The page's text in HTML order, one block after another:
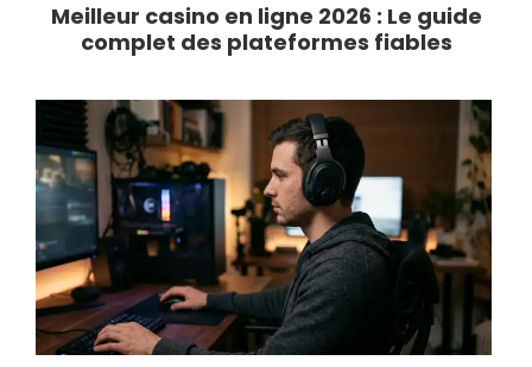
Meilleur casino en ligne 2026 : Le guide
complet des plateformes fiables